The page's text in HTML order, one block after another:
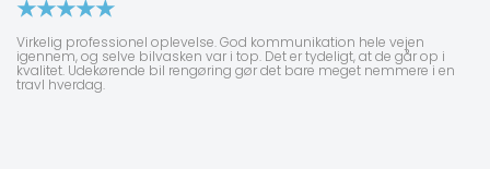
Virkelig professionel oplevelse. God kommunikation hele vejen
igennem, og selve bilvasken var i top. Det er tydeligt, at de går op i
kvalitet. Udekørende bil rengøring gør det bare meget nemmere i en
travl hverdag.